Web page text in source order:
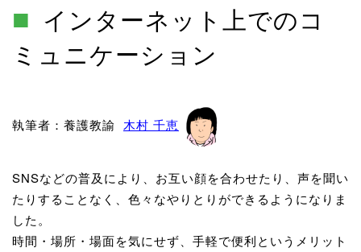
インターネット上でのコ
ミュニケーション
執筆者：養護教諭 木村 千恵
SNSなどの普及により、お互い顔を合わせたり、声を聞い
たりすることなく、色々なやりとりができるようになりま
した。
時間・場所・場面を気にせず、手軽で便利というメリット